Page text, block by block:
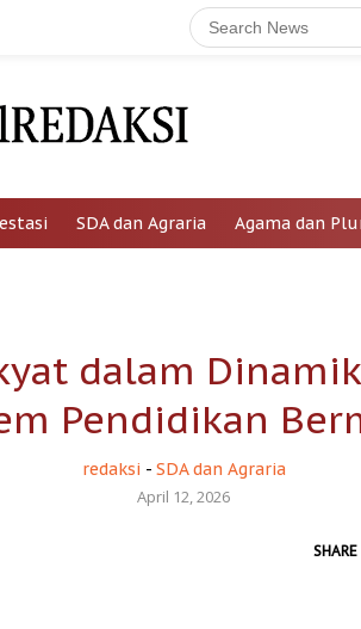
SDA dan Agraria Agama dan
dalam
Pendidikan
redaksi - SDA dan Agraria
April 12, 2026
SHARE